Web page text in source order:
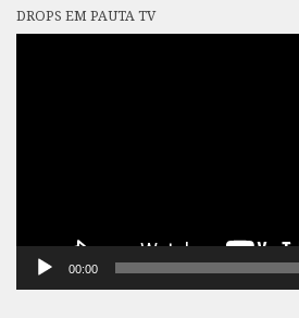
DROPS EM PAUTA TV
00:00